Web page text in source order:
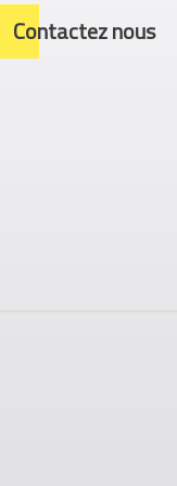
Contactez nous